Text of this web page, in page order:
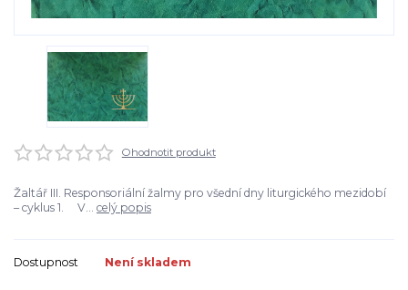
Ohodnotit produkt
Žaltář III. Responsoriální žalmy pro všední dny liturgického mezidobí
– cyklus 1. V... celý popis
Dostupnost Není skladem